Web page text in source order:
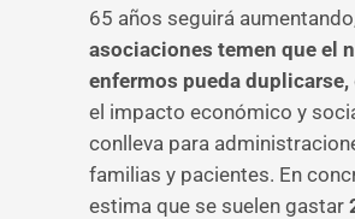
65 años seguirá
asociaciones temen que el
enfermos pueda duplicarse,
el impacto económico y
conlleva para
familias y pacientes. En
estima que se suelen gastar